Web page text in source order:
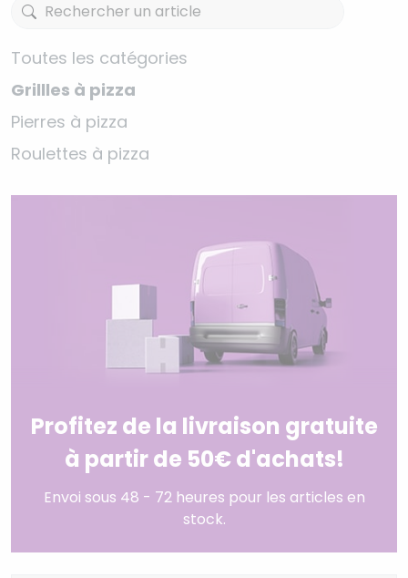
Toutes les catégories
Grillles à pizza
Pierres à pizza
Roulettes à pizza
Profitez de la livraison gratuite
à partir de 50€ d'achats!
Envoi sous 48 - 72 heures pour les articles en
stock.